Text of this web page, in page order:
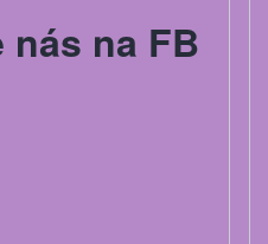
nás na FB